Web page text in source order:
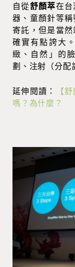
自從舒顏萃在
器、童顏針等
寄託，但是當
確實有點誇大
緻、自然」的
劃、注射（分配
延伸閱讀：
【
嗎？為什麼？